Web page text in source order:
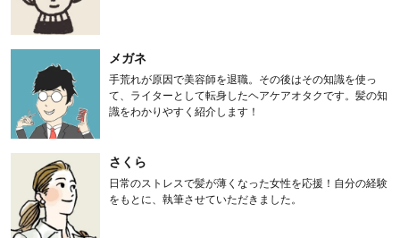
メガネ
手荒れが原因で美容師を退職。その後はその知識を使っ
て、ライターとして転身したヘアケアオタクです。髪の知
識をわかりやすく紹介します！
さくら
日常のストレスで髪が薄くなった女性を応援！自分の経験
をもとに、執筆させていただきました。